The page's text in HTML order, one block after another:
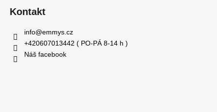
Kontakt
info@emmys.cz
+420607013442 ( PO-PÁ 8-14 h )
Náš facebook